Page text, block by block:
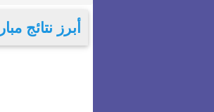
أبرز نتائج